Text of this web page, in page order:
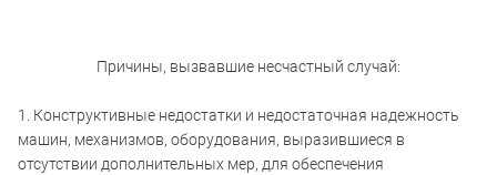
Причины, вызвавшие несчастный случай:
1. Конструктивные недостатки и недостаточная надежность
машин, механизмов, оборудования, выразившиеся в
отсутствии дополнительных мер, для обеспечения